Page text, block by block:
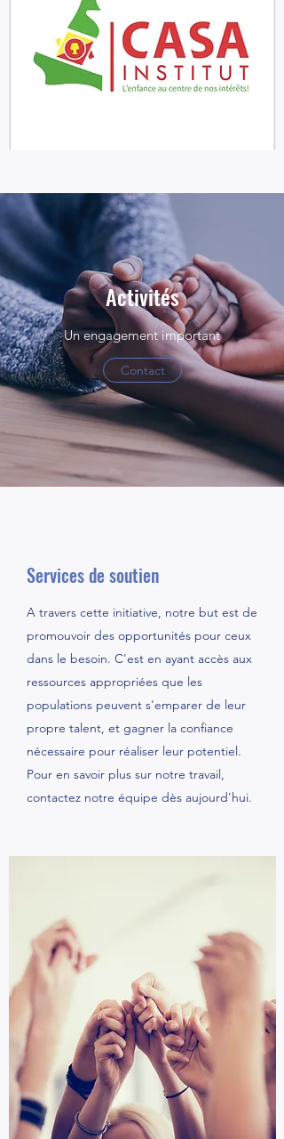
Activités
Un engagement important
Contact
Services de soutien
A travers cette initiative, notre but est de
promouvoir des opportunités pour ceux
dans le besoin. C'est en ayant accès aux
ressources appropriées que les
populations peuvent s'emparer de leur
propre talent, et gagner la confiance
nécessaire pour réaliser leur potentiel.
Pour en savoir plus sur notre travail,
contactez notre équipe dès aujourd'hui.